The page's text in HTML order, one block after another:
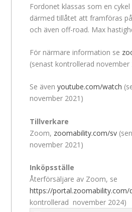
Fordonet klassas som en
därmed tillåtet att framföras
och även off-road. Max
För närmare information se
(senast kontrollerad november
Se ävenyoutube.com/watch
november 2021)
Tillverkare
Zoom, zoomability.com/sv
november 2021)
Inköpsställe
Återförsäljare av Zoom, se
https://portal.zoomability.com/
kontrollerad november 2024)